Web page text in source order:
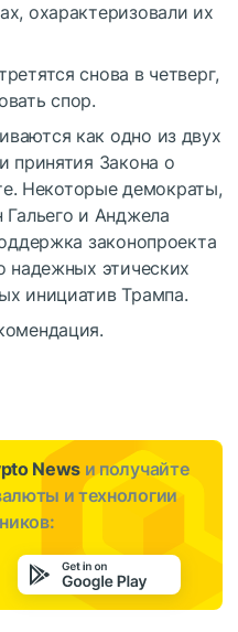
охарактеризовали их
снова в четверг,
спор.
как одно из двух
принятия Закона о
Некоторые демократы,
Гальего и Анджела
законопроекта
надежных этических
инициатив Трампа.
News и получайте
и технологии